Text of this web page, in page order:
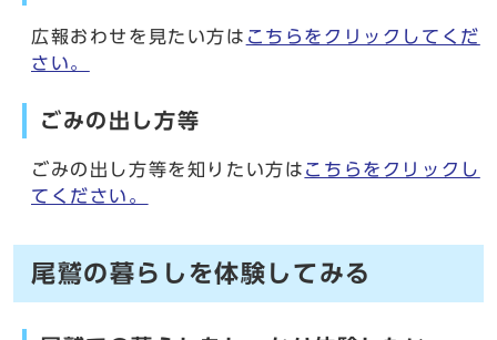
広報おわせを見たい方は こちらをクリックしてくだ
さい。
ごみの出し方等
ごみの出し方等を知りたい方は こちらをクリックし
てください。
尾鷲の暮らしを体験してみる